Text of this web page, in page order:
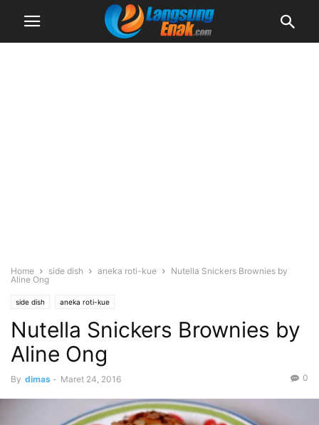
Home side dish aneka roti-kue
Nutella Snickers Brownies by
Aline Ong
side dish aneka roti-kue
Nutella Snickers Brownies by
Aline Ong
By dimas - Maret 24, 2016 0